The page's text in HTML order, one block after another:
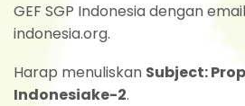
GEF SGP Indonesia dengan
indonesia.org.
Harap menuliskan Subject:
Indonesiake-2.